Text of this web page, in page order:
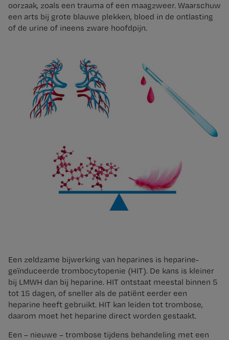
oorzaak, zoals een trauma of een maagzweer. Waarschuw
een arts bij grote blauwe plekken, bloed in de ontlasting
of de urine of ineens zware hoofdpijn.
Een zeldzame bijwerking van heparines is heparine-
geïnduceerde trombocytopenie (HIT). De kans is kleiner
bij LMWH dan bij heparine. HIT ontstaat meestal binnen 5
tot 15 dagen, of sneller als de patiënt eerder een
heparine heeft gebruikt. HIT kan leiden tot trombose,
daarom moet het heparine direct worden gestaakt.
Een – nieuwe – trombose tijdens behandeling met een